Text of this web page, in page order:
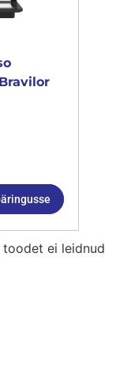
ei leidnud